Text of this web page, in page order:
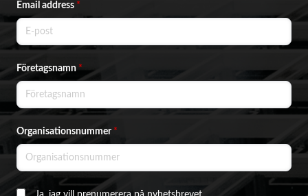
Email address *
Företagsnamn*
Organisationsnummer *